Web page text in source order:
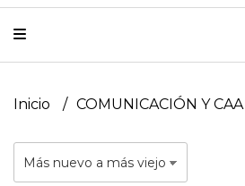
Inicio COMUNICACIÓN Y CAA